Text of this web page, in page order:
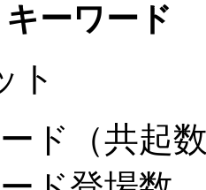
ーワード
ト
ド（共起